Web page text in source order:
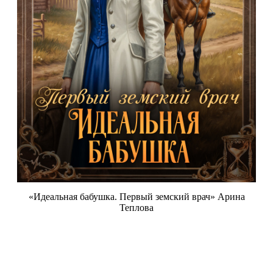
«Идеальная бабушка. Первый земский врач» Арина
Теплова